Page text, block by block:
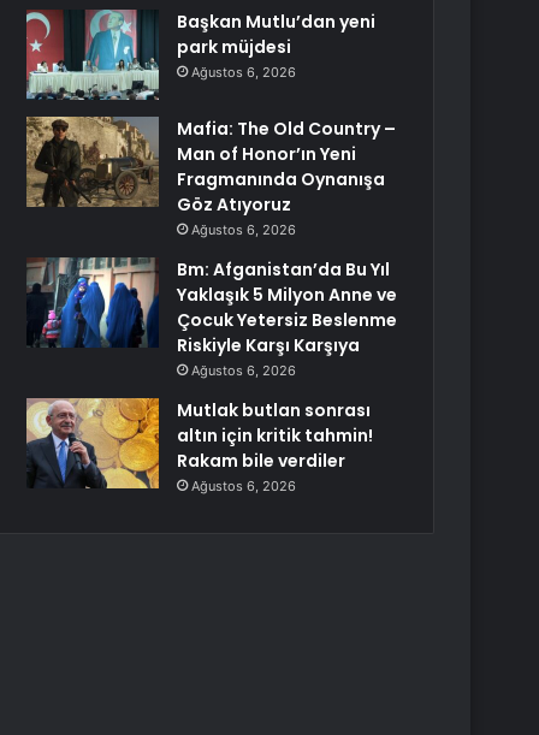
Başkan Mutlu’dan yeni
park müjdesi
Ağustos 6, 2026
Mafia: The Old Country –
Man of Honor’ın Yeni
Fragmanında Oynanışa
Göz Atıyoruz
Ağustos 6, 2026
Bm: Afganistan’da Bu Yıl
Yaklaşık 5 Milyon Anne ve
Çocuk Yetersiz Beslenme
Riskiyle Karşı Karşıya
Ağustos 6, 2026
Mutlak butlan sonrası
altın için kritik tahmin!
Rakam bile verdiler
Ağustos 6, 2026